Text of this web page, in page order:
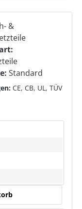
&
Standard
CE, CB, UL, TÜV